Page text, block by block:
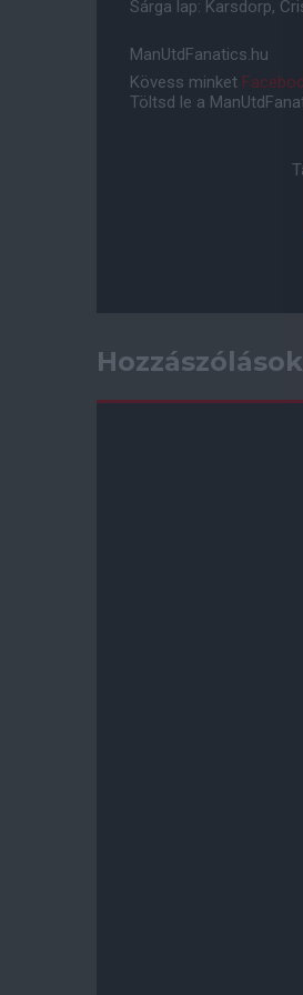
Sárga lap: Karsdorp,
ManUtdFanatics.hu
Kövess minket
Töltsd le a
Hozzászólások